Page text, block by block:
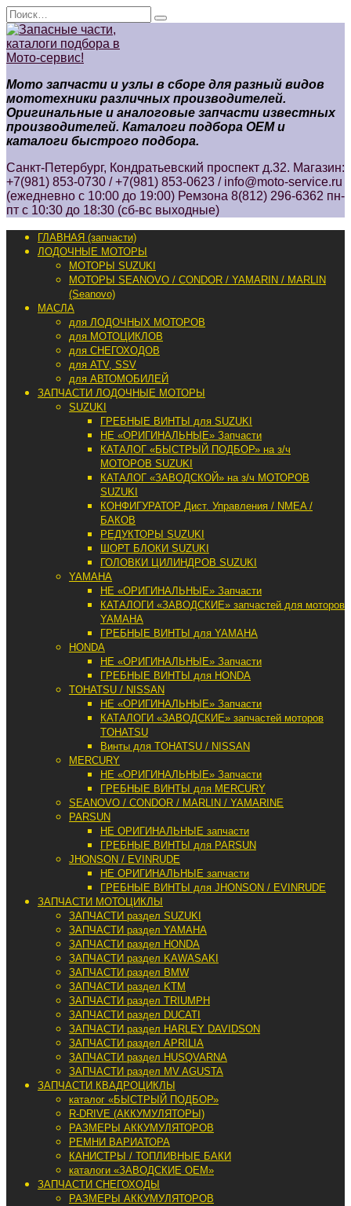
Перейти
к
содержанию
Search
for:
Мото запчасти и узлы в сборе для разный видов
мототехники различных производителей.
Оригинальные и аналоговые запчасти известных
производителей. Каталоги подбора ОЕМ и
каталоги быстрого подбора.
Санкт-Петербург, Кондратьевский проспект д.32. Магазин:
+7(981) 853-0730 / +7(981) 853-0623 / info@moto-service.ru
(ежедневно с 10:00 до 19:00) Ремзона 8(812) 296-6362 пн-
пт с 10:30 до 18:30 (сб-вс выходные)
ГЛАВНАЯ (запчасти)
ЛОДОЧНЫЕ МОТОРЫ
МОТОРЫ SUZUKI
МОТОРЫ SEANOVO / CONDOR / YAMARIN / MARLIN
(Seanovo)
МАСЛА
для ЛОДОЧНЫХ МОТОРОВ
для МОТОЦИКЛОВ
для СНЕГОХОДОВ
для ATV, SSV
для АВТОМОБИЛЕЙ
ЗАПЧАСТИ ЛОДОЧНЫЕ МОТОРЫ
SUZUKI
ГРЕБНЫЕ ВИНТЫ для SUZUKI
НЕ «ОРИГИНАЛЬНЫЕ» Запчасти
КАТАЛОГ «БЫСТРЫЙ ПОДБОР» на з/ч
МОТОРОВ SUZUKI
КАТАЛОГ «ЗАВОДСКОЙ» на з/ч МОТОРОВ
SUZUKI
КОНФИГУРАТОР Дист. Управления / NMEA /
БАКОВ
РЕДУКТОРЫ SUZUKI
ШОРТ БЛОКИ SUZUKI
ГОЛОВКИ ЦИЛИНДРОВ SUZUKI
YAMAHA
НЕ «ОРИГИНАЛЬНЫЕ» Запчасти
КАТАЛОГИ «ЗАВОДСКИЕ» запчастей для моторов
YAMAHA
ГРЕБНЫЕ ВИНТЫ для YAMAHA
HONDA
НЕ «ОРИГИНАЛЬНЫЕ» Запчасти
ГРЕБНЫЕ ВИНТЫ для HONDA
TOHATSU / NISSAN
НЕ «ОРИГИНАЛЬНЫЕ» Запчасти
КАТАЛОГИ «ЗАВОДСКИЕ» запчастей моторов
TOHATSU
Винты для TOHATSU / NISSAN
MERCURY
НЕ «ОРИГИНАЛЬНЫЕ» Запчасти
ГРЕБНЫЕ ВИНТЫ для MERCURY
SEANOVO / CONDOR / MARLIN / YAMARINE
PARSUN
НЕ ОРИГИНАЛЬНЫЕ запчасти
ГРЕБНЫЕ ВИНТЫ для PARSUN
JHONSON / EVINRUDE
НЕ ОРИГИНАЛЬНЫЕ запчасти
ГРЕБНЫЕ ВИНТЫ для JHONSON / EVINRUDE
ЗАПЧАСТИ МОТОЦИКЛЫ
ЗАПЧАСТИ раздел SUZUKI
ЗАПЧАСТИ раздел YAMAHA
ЗАПЧАСТИ раздел HONDA
ЗАПЧАСТИ раздел KAWASAKI
ЗАПЧАСТИ раздел BMW
ЗАПЧАСТИ раздел KTM
ЗАПЧАСТИ раздел TRIUMPH
ЗАПЧАСТИ раздел DUCATI
ЗАПЧАСТИ раздел HARLEY DAVIDSON
ЗАПЧАСТИ раздел APRILIA
ЗАПЧАСТИ раздел HUSQVARNA
ЗАПЧАСТИ раздел MV AGUSTA
ЗАПЧАСТИ КВАДРОЦИКЛЫ
каталог «БЫСТРЫЙ ПОДБОР»
R-DRIVE (АККУМУЛЯТОРЫ)
РАЗМЕРЫ АККУМУЛЯТОРОВ
РЕМНИ ВАРИАТОРА
КАНИСТРЫ / ТОПЛИВНЫЕ БАКИ
каталоги «ЗАВОДСКИЕ OEM»
ЗАПЧАСТИ СНЕГОХОДЫ
РАЗМЕРЫ АККУМУЛЯТОРОВ